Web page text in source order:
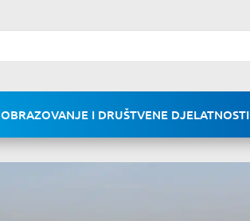
OBRAZOVANJE I DRUŠTVENE DJELATNOSTI